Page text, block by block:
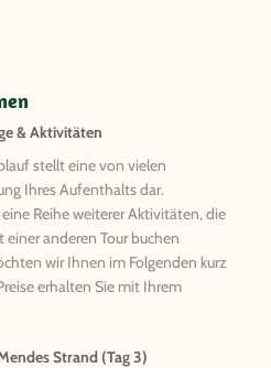
& Aktivitäten
stellt eine von vielen
Ihres Aufenthalts dar.
Reihe weiterer Aktivitäten, die
anderen Tour buchen
wir Ihnen im Folgenden kurz
erhalten Sie mit Ihrem
Strand (Tag 3)